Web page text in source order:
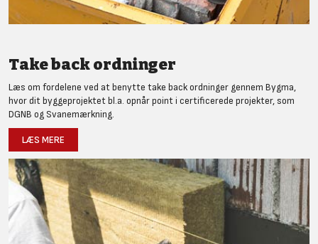
Take back ordninger
Læs om fordelene ved at benytte take back ordninger gennem Bygma,
hvor dit byggeprojektet bl.a. opnår point i certificerede projekter, som
DGNB og Svanemærkning.
LÆS MERE